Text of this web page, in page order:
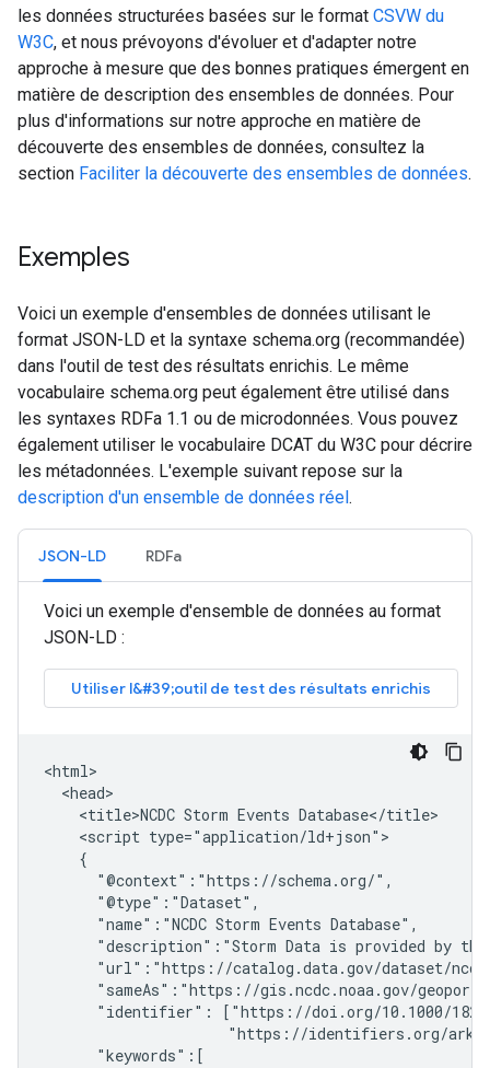
les données structurées basées sur le format CSVW du
W3C, et nous prévoyons d'évoluer et d'adapter notre
approche à mesure que des bonnes pratiques émergent en
matière de description des ensembles de données. Pour
plus d'informations sur notre approche en matière de
découverte des ensembles de données, consultez la
section Faciliter la découverte des ensembles de données.
Exemples
Voici un exemple d'ensembles de données utilisant le
format JSON-LD et la syntaxe schema.org (recommandée)
dans l'outil de test des résultats enrichis. Le même
vocabulaire schema.org peut également être utilisé dans
les syntaxes RDFa 1.1 ou de microdonnées. Vous pouvez
également utiliser le vocabulaire DCAT du W3C pour décrire
les métadonnées. L'exemple suivant repose sur la
description d'un ensemble de données réel.
JSON-LD RDFa
Voici un exemple d'ensemble de données au format
JSON-LD :
<html>
  <head>
    <title>NCDC Storm Events Database</title>
    <script type="application/ld+json">
    {
      "@context":"https://schema.org/",
      "@type":"Dataset",
      "name":"NCDC Storm Events Database",
"description":"Storm Data is provided by
"url":"https://catalog.data.gov/dataset/
"sameAs":"https://gis.ncdc.noaa.gov/
"identifier": ["https://doi.org/10.1000/
"https://identifiers.org/
      "keywords":[